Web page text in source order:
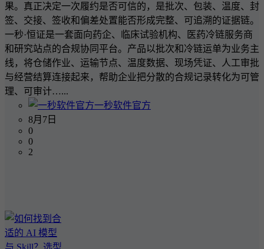
果。真正决定一次履约是否可信的，是批次、包装、温度、封
签、交接、签收和偏差处置能否形成完整、可追溯的证据链。
一秒·恒证是一套面向药企、临床试验机构、医药冷链服务商
和研究站点的合规协同平台。产品以批次和冷链运单为业务主
线，将仓储作业、运输节点、温度数据、现场凭证、人工审批
与经营结算连接起来，帮助企业把分散的合规记录转化为可管
理、可审计…...
一秒软件官方
8月7日
0
0
2